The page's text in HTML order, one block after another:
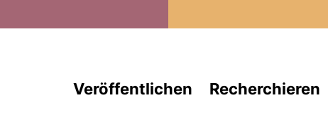
Veröffentlichen Recherchieren